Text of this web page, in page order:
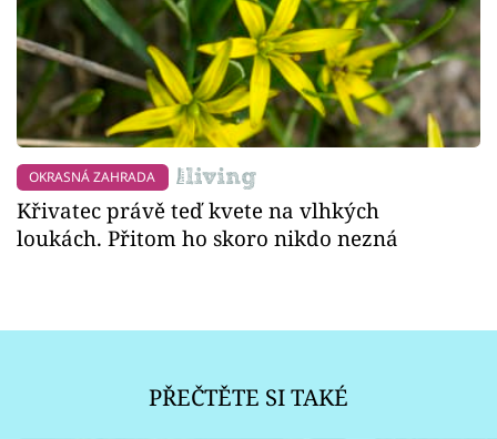
OKRASNÁ ZAHRADA
Křivatec právě teď kvete na vlhkých
loukách. Přitom ho skoro nikdo nezná
PŘEČTĚTE SI TAKÉ